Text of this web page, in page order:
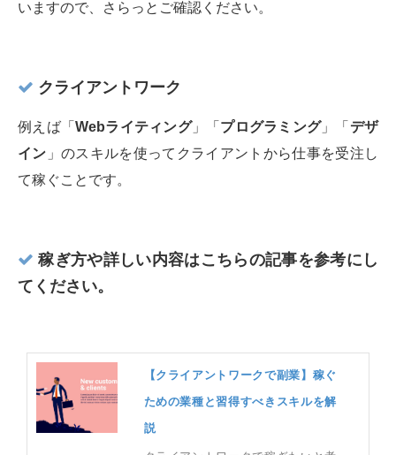
いますので、さらっとご確認ください。
クライアントワーク
例えば「Webライティング」「 プログラミング」「 デザ
イン 」のスキルを使ってクライアントから仕事を受注し
て稼ぐことです。
稼ぎ方や詳しい内容はこちらの記事を参考にし
てください。
【クライアントワークで副業】稼ぐ
ための業種と習得すべきスキルを解
説